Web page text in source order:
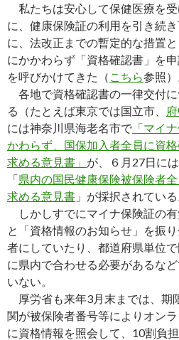
私たちは安心して保健医療を
に、健康保険証の利用を引き続
に、法改正までの暫定的な措置
にかかわらず「資格確認書」を
を呼びかけてきた（ こちら参照）
各地で資格確認書の一律交付
る（たとえば東京では国立市、
には神奈川県海老名市で 「マイ
かわらず、国保加入者全員に資
求める意見書」 が、６月27日に
「県内の国民健康保険被保険者
求める意見書 」が採択されている
しかしすでにマイナ保険証の有
と「資格情報のお知らせ」を振
者にしていたり、都道府県単位
に県内で合わせる必要があるな
いない。
厚労省も来年3月末までは、期
関が被保険者番号等によりオン
に資格情報を照会して、10割負